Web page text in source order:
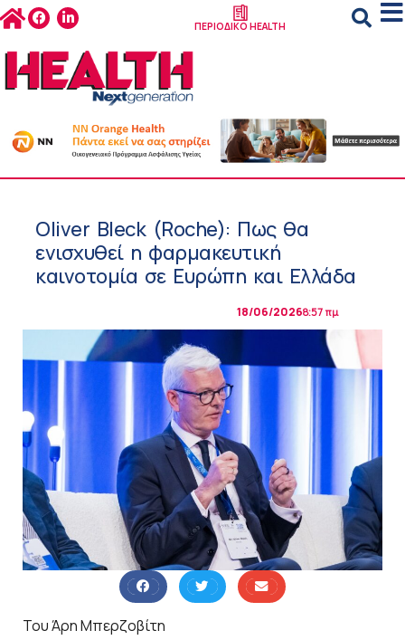
ΠΕΡΙΟΔΙΚΟ HEALTH
Oliver Bleck (Roche): Πως θα
ενισχυθεί η φαρμακευτική
καινοτομία σε Ευρώπη και Ελλάδα
18/06/20268:57 πμ
Του Άρη Μπερζοβίτη